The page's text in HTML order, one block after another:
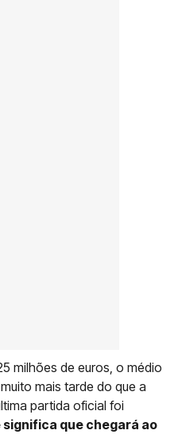
milhões de euros, o médio
mais tarde do que a
partida oficial foi
significa que chegará ao